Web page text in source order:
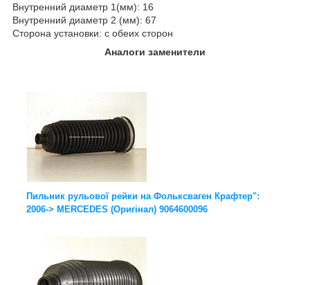
Внутренний диаметр 1(мм): 16
Внутренний диаметр 2 (мм): 67
Сторона установки: с обеих сторон
Аналоги заменители
Пильник рульової рейки на Фольксваген Крафтер":
2006-> MERCEDES (Оригінал) 9064600096